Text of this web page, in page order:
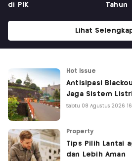
di PIK
Tahun
Lihat
Hot Issue
Antisipasi
Jaga Sistem
Sabtu 08 Agustus 2026
Property
Tips Pilih Lantai
dan Lebih Aman